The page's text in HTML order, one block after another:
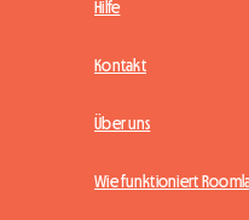
Hilfe
Kontakt
Über uns
Wie funktioniert